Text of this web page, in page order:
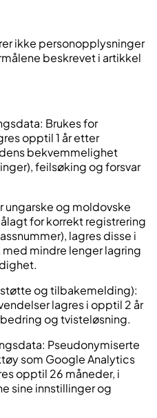
ikke personopplysninger
beskrevet i artikkel
Brukes for
opptil 1 år etter
bekvemmelighet
feilsøking og forsvar
ungarske og moldovske
for korrekt registrering
lagres disse i
med mindre lenger lagring
og tilbakemelding):
lagres i opptil 2 år
og tvisteløsning.
Pseudonymiserte
som Google Analytics
opptil 26 måneder, i
sine innstillinger og